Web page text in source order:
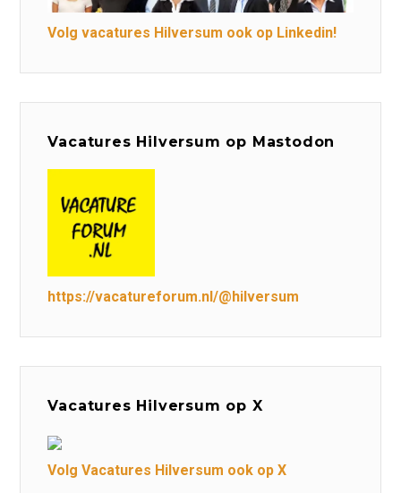
Volg vacatures Hilversum ook op Linkedin!
Vacatures Hilversum op Mastodon
https://vacatureforum.nl/@hilversum
Vacatures Hilversum op X
Volg Vacatures Hilversum ook op X